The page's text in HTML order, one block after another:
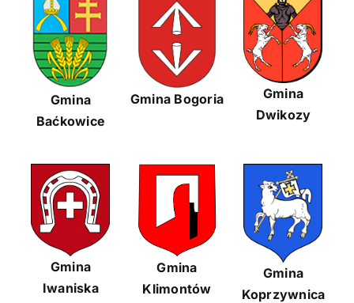
Gmina
Baćkowice
Gmina Bogoria
Gmina
Dwikozy
Gmina
Iwaniska
Gmina
Klimontów
Gmina
Koprzywnica